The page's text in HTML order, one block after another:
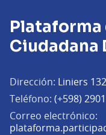
Ciudadana
Dirección: Liniers
Teléfono: (+598)
Correo electrónico: